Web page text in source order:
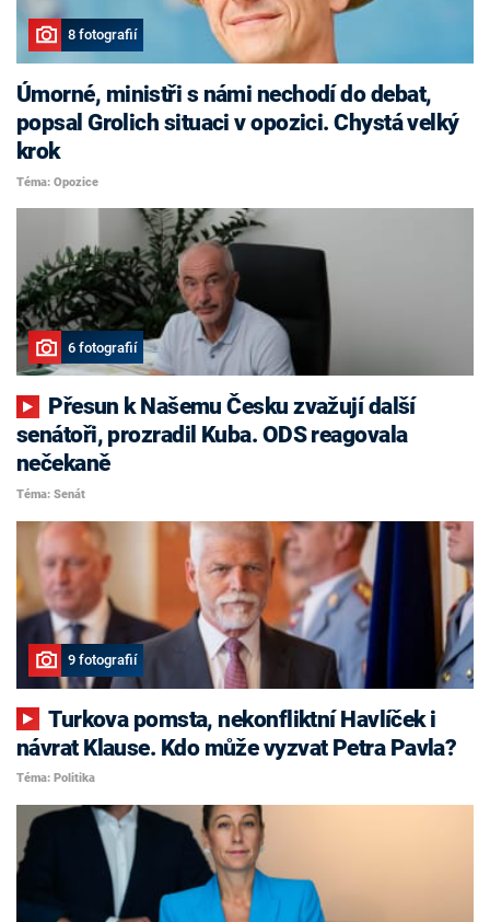
8 fotografií
Úmorné, ministři s námi nechodí do debat,
popsal Grolich situaci v opozici. Chystá velký
krok
Téma: Opozice
6 fotografií
senátoři, prozradil Kuba. ODS reagovala
nečekaně
Téma: Senát
9 fotografií
Turkova pomsta, nekonfliktní Havlíček i
návrat Klause. Kdo může vyzvat Petra Pavla?
Téma: Politika